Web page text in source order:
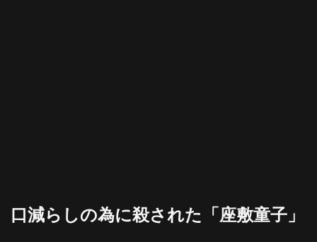
口減らしの為に殺された「座敷童子」